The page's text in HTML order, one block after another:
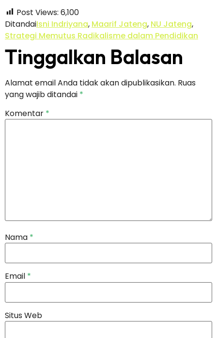
Post Views: 6,100
DitandaiIsni Indriyana, Maarif Jateng, NU Jateng,
Strategi Memutus Radikalisme dalam Pendidikan
Tinggalkan Balasan
Alamat email Anda tidak akan dipublikasikan. Ruas
yang wajib ditandai *
Komentar *
Nama *
Email *
Situs Web